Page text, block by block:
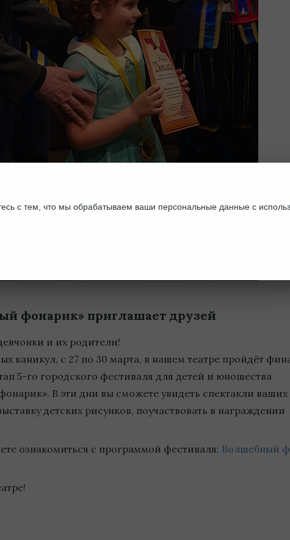
фонарик» приглашает друзей
и их родители!
каникул, с 27 по 30 марта, в нашем театре пройдёт
5-го городского фестиваля для детей и юношества
В эти дни вы сможете увидеть спектакли ваших
детских рисунков, поучаствовать в награждении
ознакомиться с программой фестиваля: Волшебный
с тем, что мы обрабатываем ваши персональные данные с